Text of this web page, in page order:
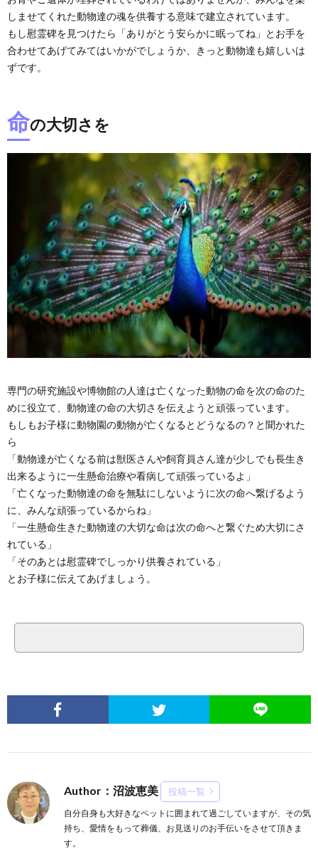
しませてくれた動物達の魂を供養する意味で建立されています。
もし慰霊碑を見つけたら「ありがとう安らかに眠ってね」とお手を
合わせてあげてみてはいかがでしょうか、きっと動物達も嬉しいは
ずです。
命の大切さを
専門の研究施設や博物館の人達は亡くなった動物の命を次の命のた
めに役立て、動物達の命の大切さを伝えようと頑張っています。
もしもお子様に動物園の動物が亡くなるとどうなるの？と聞かれた
ら
「動物達が亡くなる前は獣医さんや飼育員さん達が少しでも長生き
出来るように一生懸命治療や看病して頑張っているよ」
「亡くなった動物達の命を無駄にしないように次の命へ繋げるよう
に、みんな頑張っているからね」
「一生懸命生きた動物達の大切な命は次の命へと繋ぐため大切にさ
れている」
「そのあとは慰霊碑でしっかり供養されている」
とお子様に伝えてあげましょう。
Author：沼波恵美 投稿一覧
自分自身も大好きなペットに囲まれて過ごしていますが、その気
持ち、愛情をもって葬儀、お見送りのお手伝いをさせて頂きま
す。